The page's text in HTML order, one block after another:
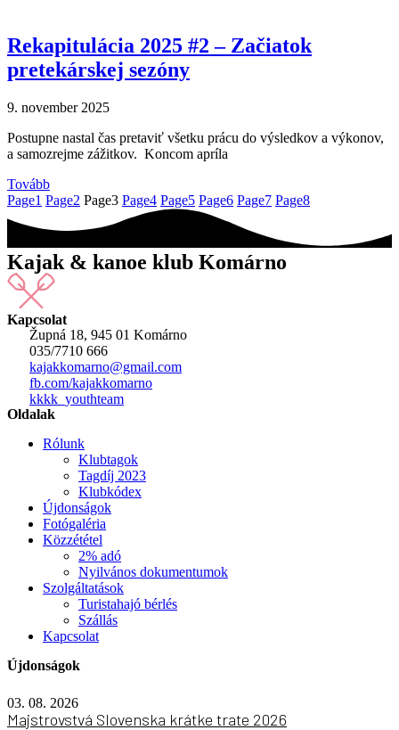
Rekapitulácia 2025 #2 – Začiatok
pretekárskej sezóny
9. november 2025
Postupne nastal čas pretaviť všetku prácu do výsledkov a výkonov,
a samozrejme zážitkov. Koncom apríla
Tovább
Page1 Page2 Page3 Page4 Page5 Page6 Page7 Page8
Kajak & kanoe klub Komárno
Kapcsolat
Župná 18, 945 01 Komárno
035/7710 666
kajakkomarno@gmail.com
fb.com/kajakkomarno
kkkk_youthteam
Oldalak
Rólunk
Klubtagok
Tagdíj 2023
Klubkódex
Újdonságok
Fotógaléria
Közzététel
2% adó
Nyilvános dokumentumok
Szolgáltatások
Turistahajó bérlés
Szállás
Kapcsolat
Újdonságok
03. 08. 2026
Majstrovstvá Slovenska krátke trate 2026